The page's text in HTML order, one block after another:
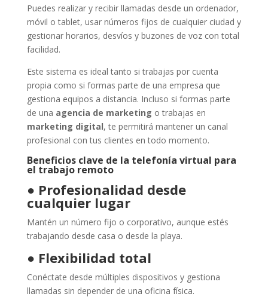
Puedes realizar y recibir llamadas desde un ordenador,
móvil o tablet, usar números fijos de cualquier ciudad y
gestionar horarios, desvíos y buzones de voz con total
facilidad.
Este sistema es ideal tanto si trabajas por cuenta
propia como si formas parte de una empresa que
gestiona equipos a distancia. Incluso si formas parte
de una agencia de marketing o trabajas en
marketing digital, te permitirá mantener un canal
profesional con tus clientes en todo momento.
Beneficios clave de la telefonía virtual para
el trabajo remoto
● Profesionalidad desde
cualquier lugar
Mantén un número fijo o corporativo, aunque estés
trabajando desde casa o desde la playa.
● Flexibilidad total
Conéctate desde múltiples dispositivos y gestiona
llamadas sin depender de una oficina física.